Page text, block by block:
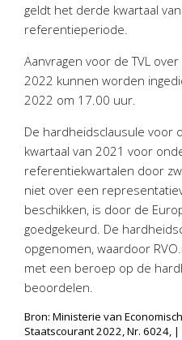
geldt het derde kwartaal
referentieperiode.
Aanvragen voor de TVL
2022 kunnen worden
2022 om 17.00 uur.
De hardheidsclausule voor
kwartaal van 2021 voor
referentiekwartalen door
niet over een
beschikken, is door de
goedgekeurd. De
opgenomen, waardoor
met een beroep op de
beoordelen.
Bron: Ministerie van
Staatscourant 2022, Nr. 6024,